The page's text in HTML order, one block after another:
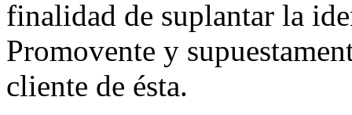
finalidad de suplantar la
Promovente y
cliente de ésta.